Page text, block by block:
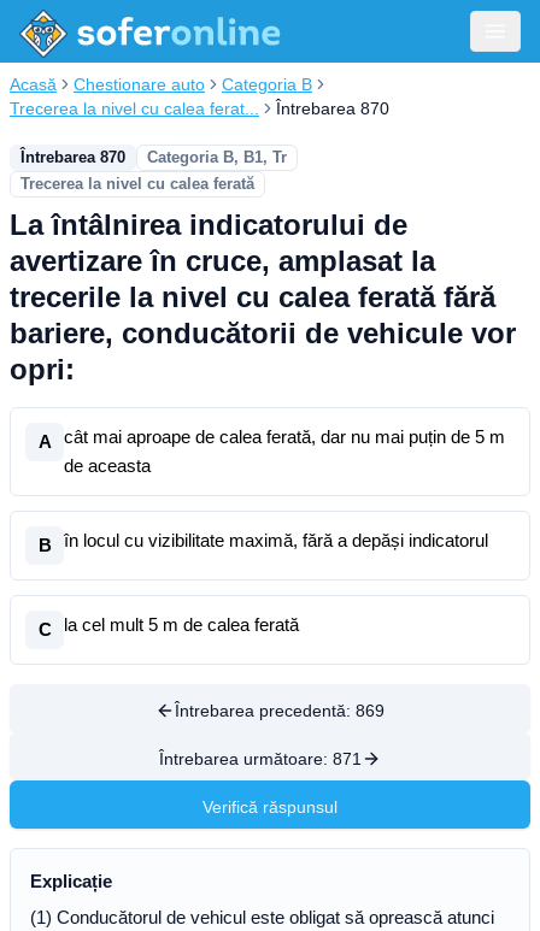
Acasă Chestionare auto
Categoria B
Trecerea la nivel cu calea ferat...
Întrebarea 870
Întrebarea 870
Categoria B, B1, Tr
Trecerea la nivel cu calea ferată
La întâlnirea indicatorului de
avertizare în cruce, amplasat la
trecerile la nivel cu calea ferată fără
bariere, conducătorii de vehicule vor
opri:
A
cât mai aproape de calea ferată, dar nu mai puțin de 5 m
de aceasta
B în locul cu vizibilitate maximă, fără a depăși indicatorul
C la cel mult 5 m de calea ferată
Întrebarea precedentă: 869
Întrebarea următoare: 871
Verifică răspunsul
Explicație
(1) Conducătorul de vehicul este obligat să oprească atunci